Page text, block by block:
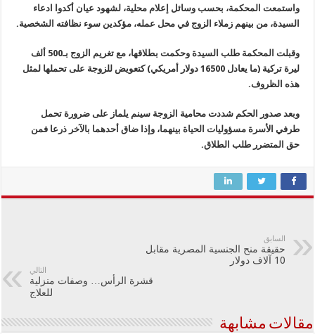
واستمعت المحكمة، بحسب وسائل إعلام محلية، لشهود عيان أكدوا ادعاء
السيدة، من بينهم زملاء الزوج في محل عمله، مؤكدين سوء نظافته الشخصية.
وقبلت المحكمة طلب السيدة وحكمت بطلاقها، مع تغريم الزوج بـ500 ألف
ليرة تركية (ما يعادل 16500 دولار أمريكي) كتعويض للزوجة على تحملها لمثل
هذه الظروف.
وبعد صدور الحكم شددت محامية الزوجة سينم يلماز على ضرورة تحمل
طرفي الأسرة مسؤوليات الحياة بينهما، وإذا ضاق أحدهما بالآخر ذرعا فمن
حق المتضرر طلب الطلاق.
السابق
حقيقة منح الجنسية المصرية مقابل
10 آلاف دولار
التالي
قشرة الرأس… وصفات منزلية
للعلاج
مقالات مشابهة